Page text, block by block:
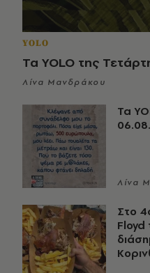
YOLO
Τα YOLO της
Λίνα Μανδράκου
Τα
Λίνα
Στο
Floyd